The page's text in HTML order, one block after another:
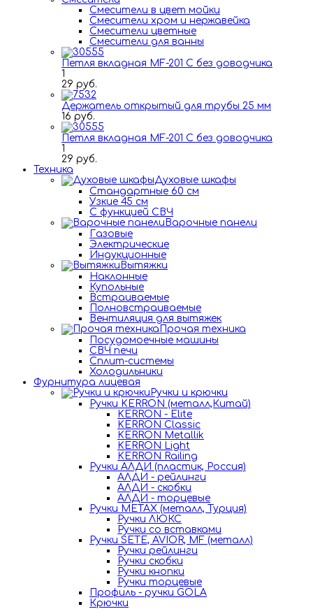
Смесители в цвет мойки
Смесители хром и нержавейка
Смесители цветные
Смесители для ванны
Петля вкладная MF-201 C без доводчика
1
29 руб.
Держатель открытый для трубы 25 мм
16 руб.
Петля вкладная MF-201 C без доводчика
1
29 руб.
Техника
Духовые шкафы
Стандартные 60 см
Узкие 45 см
С функцией СВЧ
Варочные панели
Газовые
Электрические
Индукционные
Вытяжки
Наклонные
Купольные
Встраиваемые
Полновстраиваемые
Вентиляция для вытяжек
Прочая техника
Посудомоечные машины
СВЧ печи
Сплит-системы
Холодильники
Фурнитура лицевая
Ручки и крючки
Ручки KERRON (металл,Китай)
KERRON - Elite
KERRON Classic
KERRON Metallik
KERRON Light
KERRON Railing
Ручки АЛДИ (пластик, Россия)
АЛДИ - рейлинги
АЛДИ - скобки
АЛДИ - торцевые
Ручки METAX (металл, Турция)
Ручки ЛЮКС
Ручки со вставками
Ручки SETE, AVIOR, MF (металл)
Ручки рейлинги
Ручки скобки
Ручки кнопки
Ручки торцевые
Профиль - ручки GOLA
Крючки